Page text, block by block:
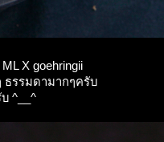
X goehringii
ธรรมดามากๆครับ
^__^